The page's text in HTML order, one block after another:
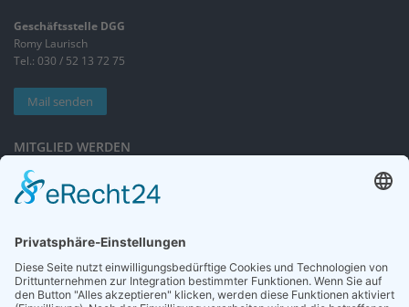
Geschäftsstelle DGG
Romy Laurisch
Tel.: 030 / 52 13 72 75
Mail senden
MITGLIED WERDEN
Sieben gute Gründe
für Ihre Mitgliedschaft
NEWSLETTER